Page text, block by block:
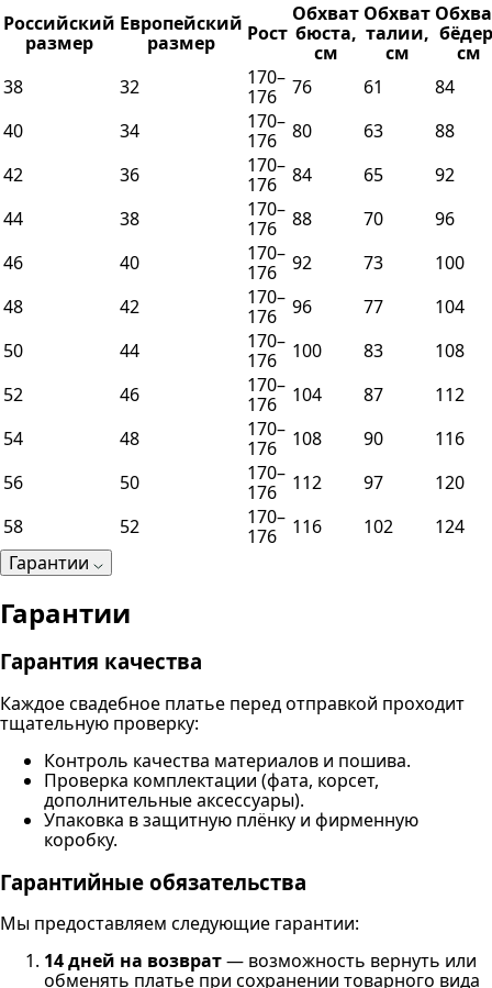
Российский
размер
Европейский
размер
Рост
Обхват
бюста,
см
Обхват
талии,
см
см
38
32
170–
176
76 61
84
40
34
170–
176
80 63
88
42
36
170–
176
84 65
92
44
38
170–
176
88 70
96
46
40
170–
176
92 73
100
48
42
170–
176
96 77
104
50
44
170–
176
100 83
108
52
46
170–
176
104 87
112
54
48
170–
176
108 90
116
56
50
170–
176
112 97
120
58
52
170–
176
116 102
124
Гарантии
Гарантии
Гарантия качества
Каждое свадебное платье перед отправкой проходит
тщательную проверку:
Контроль качества материалов и пошива.
Проверка комплектации (фата, корсет,
дополнительные аксессуары).
Упаковка в защитную плёнку и фирменную
коробку.
Гарантийные обязательства
Мы предоставляем следующие гарантии:
14 дней на возврат— возможность вернуть или
обменять платье при сохранении товарного вида